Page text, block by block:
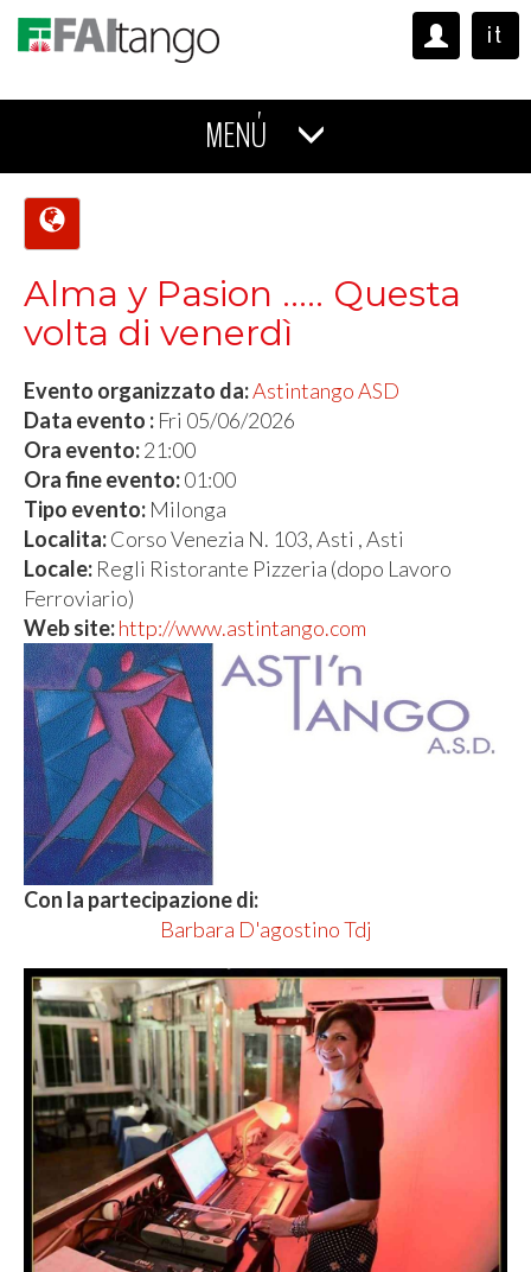
it
MENÚ
Alma y Pasion ..... Questa
volta di venerdì
Evento organizzato da:Astintango ASD
Data evento : Fri 05/06/2026
Ora evento:21:00
Ora fine evento:01:00
Tipo evento: Milonga
Localita:Corso Venezia N. 103, Asti , Asti
Locale: Regli Ristorante Pizzeria (dopo Lavoro
Ferroviario)
Web site:http://www.astintango.com
Con la partecipazione di:
Barbara D'agostino Tdj